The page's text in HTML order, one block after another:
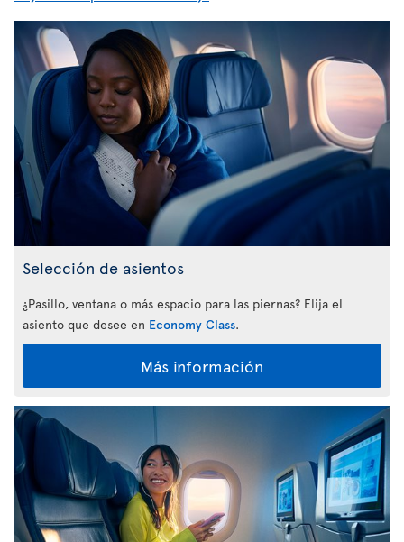
Selección de asientos
¿Pasillo, ventana o más espacio para las piernas? Elija el
asiento que desee en Economy Class.
Más información